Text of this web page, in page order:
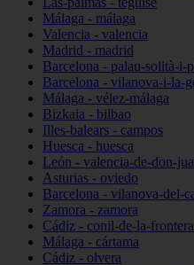
Málaga - málaga
Valencia - valencia
Madrid - madrid
Barcelona - palau-solità-i-
Barcelona - vilanova-i-la-
Málaga - vélez-málaga
Bizkaia - bilbao
Illes-balears - campos
Huesca - huesca
León - valencia-de-don-
Asturias - oviedo
Barcelona - vilanova-del-
Zamora - zamora
Cádiz - conil-de-la-frontera
Málaga - cártama
Cádiz - olvera